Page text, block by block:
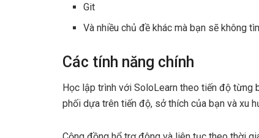
Git
Và nhiều chủ đề khác mà bạn sẽ không
Các tính năng chính
Học lập trình với SoloLearn theo tiến độ từng
phối dựa trên tiến độ, sở thích của bạn và xu